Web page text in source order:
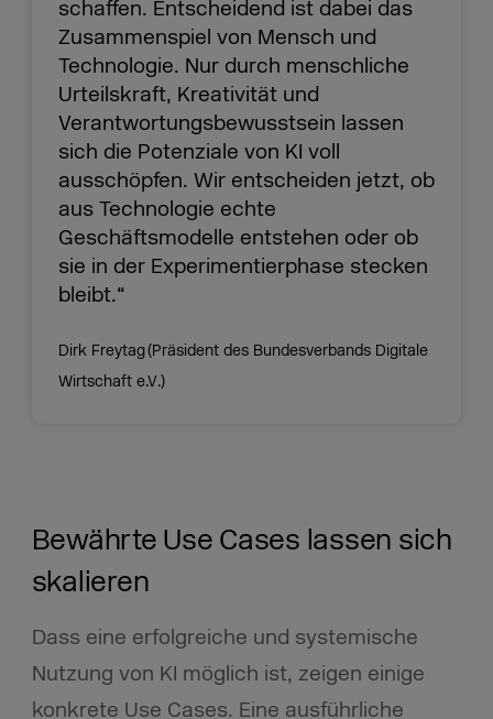
schaffen. Entscheidend ist dabei das
Zusammenspiel von Mensch und
Technologie. Nur durch menschliche
Urteilskraft, Kreativität und
Verantwortungsbewusstsein lassen
sich die Potenziale von KI voll
ausschöpfen. Wir entscheiden jetzt, ob
aus Technologie echte
Geschäftsmodelle entstehen oder ob
sie in der Experimentierphase stecken
bleibt.“
Dirk Freytag (Präsident des Bundesverbands Digitale
Wirtschaft e.V.)
Bewährte Use Cases lassen sich
skalieren
Dass eine erfolgreiche und systemische
Nutzung von KI möglich ist, zeigen einige
konkrete Use Cases. Eine ausführliche